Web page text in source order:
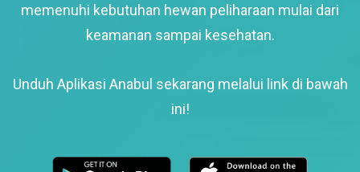
memenuhi kebutuhan hewan peliharaan mulai dari
keamanan sampai kesehatan.
Unduh Aplikasi Anabul sekarang melalui link di bawah
ini!